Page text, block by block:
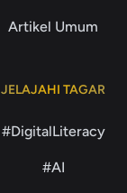
Artikel Umum
JELAJAHI TAGAR
#DigitalLiteracy
#AI